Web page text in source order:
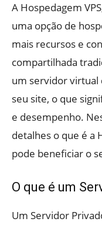
A Hospedagem
uma opção de
mais recursos e
compartilhada
um servidor virtual
seu site, o que
e desempenho.
detalhes o que é a
pode beneficiar o
O que é um
Um Servidor